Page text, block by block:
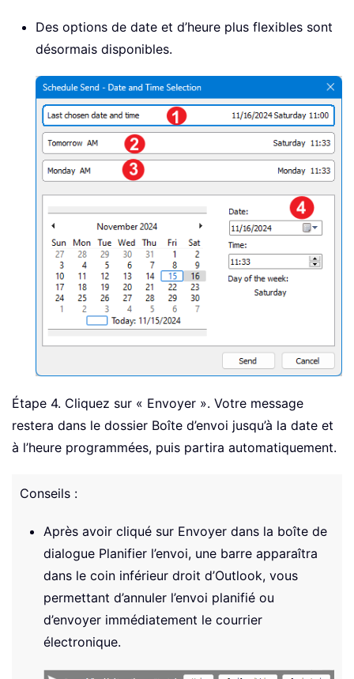
Des options de date et d’heure plus flexibles sont
désormais disponibles.
Étape 4. Cliquez sur « Envoyer ». Votre message
restera dans le dossier Boîte d’envoi jusqu’à la date et
à l’heure programmées, puis partira automatiquement.
Conseils :
Après avoir cliqué sur Envoyer dans la boîte de
dialogue Planifier l’envoi, une barre apparaîtra
dans le coin inférieur droit d’Outlook, vous
permettant d’annuler l’envoi planifié ou
d’envoyer immédiatement le courrier
électronique.